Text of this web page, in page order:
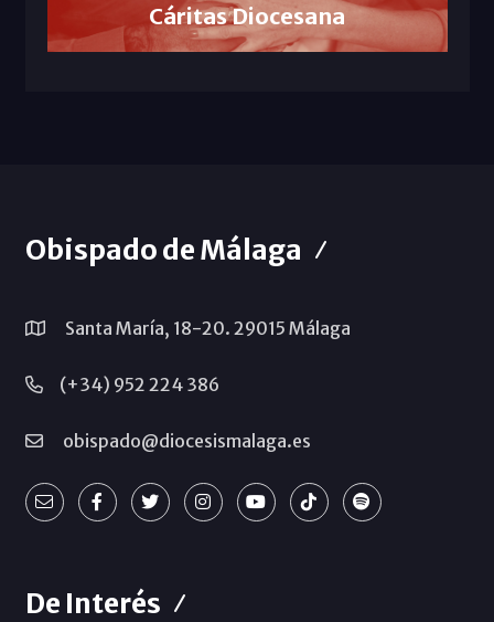
Cáritas Diocesana
Obispado de Málaga
Santa María, 18-20. 29015 Málaga
(+34) 952 224 386
obispado@diocesismalaga.es
De Interés